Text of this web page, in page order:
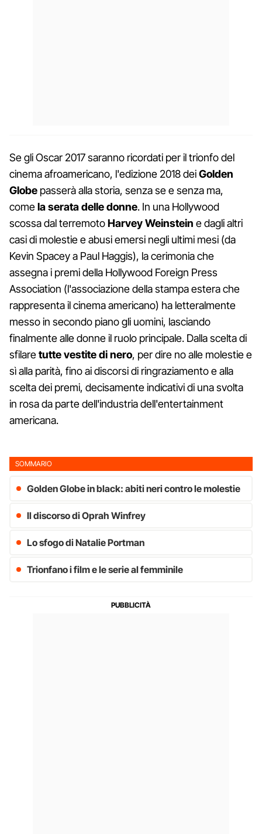
Se gli Oscar 2017 saranno ricordati per il trionfo del
cinema afroamericano, l'edizione 2018 deiGolden
Globe passerà alla storia, senza se e senza ma,
comela serata delle donne. In una Hollywood
scossa dal terremotoHarvey Weinstein e dagli altri
casi di molestie e abusi emersi negli ultimi mesi (da
Kevin Spacey a Paul Haggis), la cerimonia che
assegna i premi della Hollywood Foreign Press
Association (l'associazione della stampa estera che
rappresenta il cinema americano) ha letteralmente
messo in secondo piano gli uomini, lasciando
finalmente alle donne il ruolo principale. Dalla scelta di
sfilaretutte vestite di nero, per dire no alle molestie e
sì alla parità, fino ai discorsi di ringraziamento e alla
scelta dei premi, decisamente indicativi di una svolta
in rosa da parte dell'industria dell'entertainment
americana.
SOMMARIO
Golden Globe in black: abiti neri contro le molestie
Il discorso di Oprah Winfrey
Lo sfogo di Natalie Portman
Trionfano i film e le serie al femminile